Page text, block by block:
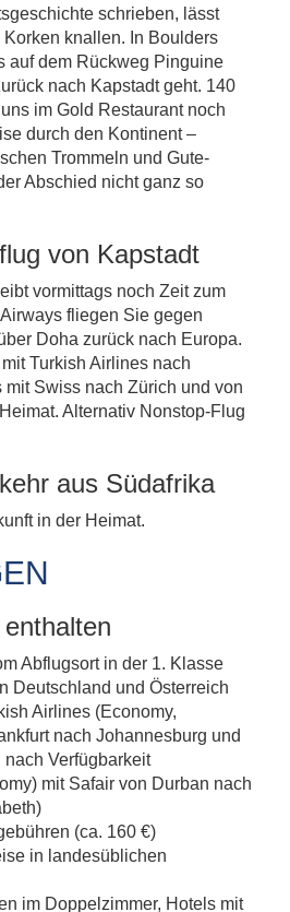
schrieben, lässt
Korken knallen. In Boulders
auf dem Rückweg Pinguine
nach Kapstadt geht. 140
im Gold Restaurant noch
durch den Kontinent –
Trommeln und Gute-
Abschied nicht ganz so
von Kapstadt
vormittags noch Zeit zum
fliegen Sie gegen
Doha zurück nach Europa.
Turkish Airlines nach
mit Swiss nach Zürich und von
Alternativ Nonstop-Flug
aus Südafrika
in der Heimat.
Abflugsort in der 1. Klasse
Deutschland und Österreich
Airlines (Economy,
nach Johannesburg und
Verfügbarkeit
mit Safair von Durban nach
(ca. 160 €)
in landesüblichen
im Doppelzimmer, Hotels mit